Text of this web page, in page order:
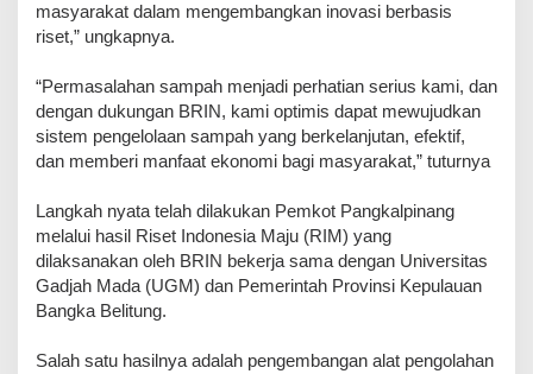
masyarakat dalam mengembangkan inovasi berbasis
riset,” ungkapnya.
“Permasalahan sampah menjadi perhatian serius kami, dan
dengan dukungan BRIN, kami optimis dapat mewujudkan
sistem pengelolaan sampah yang berkelanjutan, efektif,
dan memberi manfaat ekonomi bagi masyarakat,” tuturnya
Langkah nyata telah dilakukan Pemkot Pangkalpinang
melalui hasil Riset Indonesia Maju (RIM) yang
dilaksanakan oleh BRIN bekerja sama dengan Universitas
Gadjah Mada (UGM) dan Pemerintah Provinsi Kepulauan
Bangka Belitung.
Salah satu hasilnya adalah pengembangan alat pengolahan